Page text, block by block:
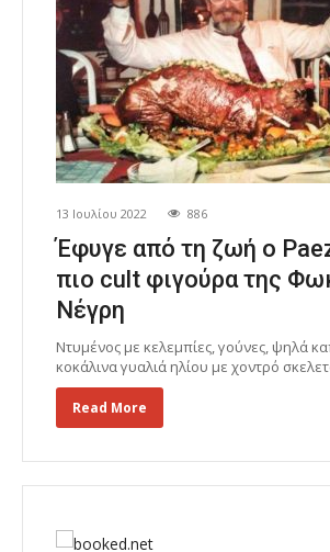
13 Ιουλίου 2022 886
Έφυγε από τη ζωή ο
πιο cult φιγούρα της
Νέγρη
Ντυμένος με κελεμπίες, γούνες, ψηλά
κοκάλινα γυαλιά ηλίου με χοντρό
Read More